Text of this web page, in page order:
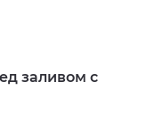
заливом c